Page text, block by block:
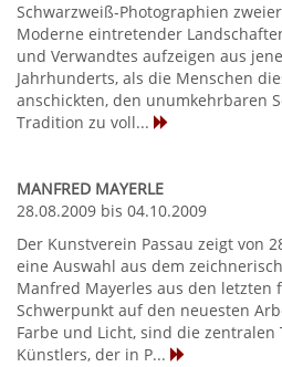
Schwarzweiß-Photographien
Moderne eintretender
und Verwandtes aufzeigen aus
Jahrhunderts, als die Menschen
anschickten, den unumkehrbaren
Tradition zu voll...
MANFRED MAYERLE
28.08.2009 bis 04.10.2009
Der Kunstverein Passau zeigt von
eine Auswahl aus dem
Manfred Mayerles aus den letzten
Schwerpunkt auf den neuesten
Farbe und Licht, sind die
Künstlers, der in P...